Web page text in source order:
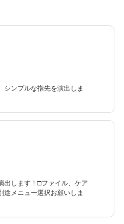
シンプルな指先を演出しま
出します！□ファイル、ケア
途メニュー選択お願いしま